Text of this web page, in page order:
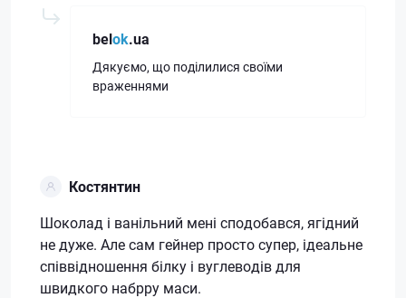
belok.ua
Дякуємо, що поділилися своїми
враженнями
Костянтин
Шоколад і ванільний мені сподобався, ягідний
не дуже. Але сам гейнер просто супер, ідеальне
співвідношення білку і вуглеводів для
швидкого набрру маси.